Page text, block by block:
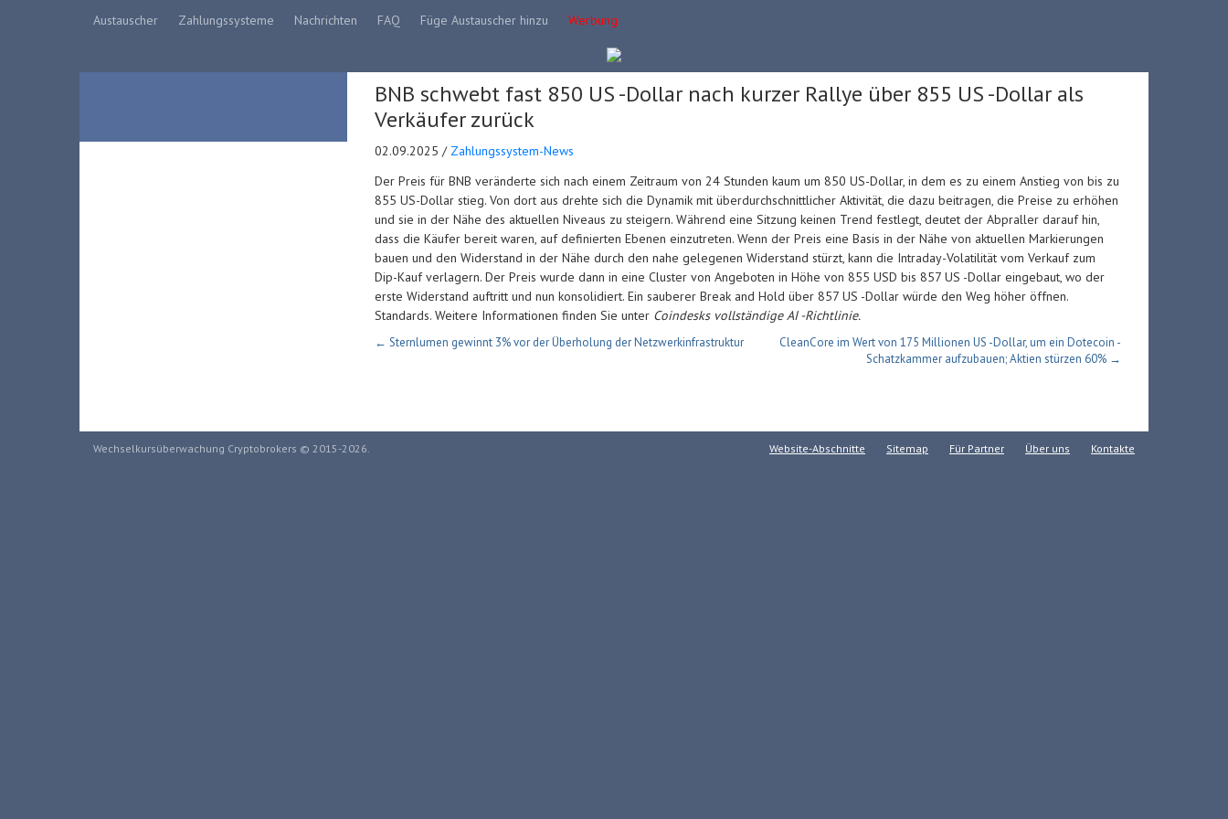
Austauscher Zahlungssysteme Nachrichten FAQ Füge Austauscher hinzu Werbung
BNB schwebt fast 850 US -Dollar nach kurzer Rallye über 855 US -Dollar als
Verkäufer zurück
02.09.2025 / Zahlungssystem-News
Der Preis für BNB veränderte sich nach einem Zeitraum von 24 Stunden kaum um 850 US-Dollar, in dem es zu einem Anstieg von bis zu
855 US-Dollar stieg. Von dort aus drehte sich die Dynamik mit überdurchschnittlicher Aktivität, die dazu beitragen, die Preise zu erhöhen
und sie in der Nähe des aktuellen Niveaus zu steigern. Während eine Sitzung keinen Trend festlegt, deutet der Abpraller darauf hin,
dass die Käufer bereit waren, auf definierten Ebenen einzutreten. Wenn der Preis eine Basis in der Nähe von aktuellen Markierungen
bauen und den Widerstand in der Nähe durch den nahe gelegenen Widerstand stürzt, kann die Intraday-Volatilität vom Verkauf zum
Dip-Kauf verlagern. Der Preis wurde dann in eine Cluster von Angeboten in Höhe von 855 USD bis 857 US -Dollar eingebaut, wo der
erste Widerstand auftritt und nun konsolidiert. Ein sauberer Break and Hold über 857 US -Dollar würde den Weg höher öffnen.
Standards. Weitere Informationen finden Sie unter Coindesks vollständige AI -Richtlinie.
← Sternlumen gewinnt 3% vor der Überholung der Netzwerkinfrastruktur
CleanCore im Wert von 175 Millionen US -Dollar, um ein Dotecoin -
Schatzkammer aufzubauen; Aktien stürzen 60% →
Wechselkursüberwachung Cryptobrokers © 2015-2026. Website-Abschnitte Sitemap Für Partner Über uns Kontakte